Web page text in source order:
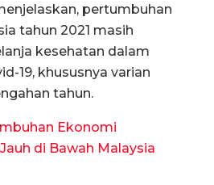
pertumbuhan
tahun 2021 masih
kesehatan dalam
19, khususnya varian
tahun.
Ekonomi
di Bawah Malaysia